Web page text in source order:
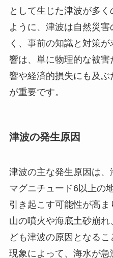
として生じた津波が多
ように、津波は自然災
く、事前の知識と対策
響は、単に物理的な被
響や経済的損失にも及ぶ
が重要です。
津波の発生原因
津波の主な発生原因は
マグニチュード6以上の
引き起こす可能性が高
山の噴火や海底土砂崩
ども津波の原因となる
現象によって、海水が